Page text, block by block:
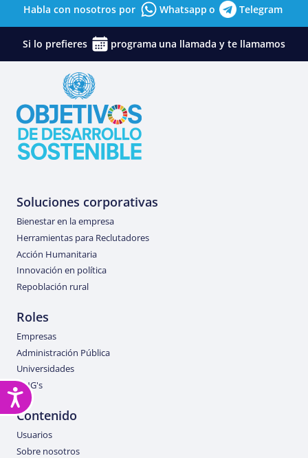
Accesibilidad
Habla con nosotros por Whatsapp o Telegram
Si lo prefieres programa una llamada y te llamamos
Soluciones corporativas
Bienestar en la empresa
Herramientas para Reclutadores
Acción Humanitaria
Innovación en política
Repoblación rural
Roles
Empresas
Administración Pública
Universidades
ONG's
Contenido
Usuarios
Sobre nosotros